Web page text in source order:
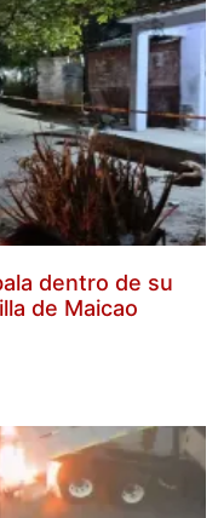
dentro de su
de Maicao